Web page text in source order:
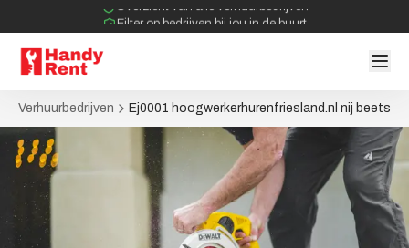
Filter op bedrijven bij jou in de buurt
Geen tussenpartijen bij verhuurovereenkomst
Verhuurbedrijven Ej0001 hoogwerkerhurenfriesland.nl nij beets